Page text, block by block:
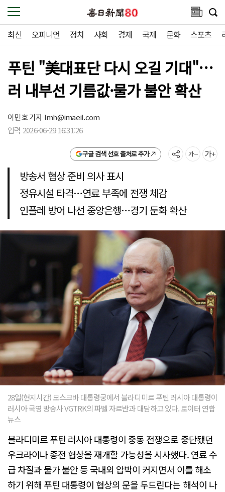
최신 오피니언 정치 사회 경제 국제 문화 스포츠
푸틴 "美대표단 다시 오길 기대"…
러 내부선 기름값·물가 불안 확산
이민호 기자lmh@imaeil.com
입력 2026-06-29 16:31:26
구글 검색 선호 출처로 추가
방송서 협상 준비 의사 표시
정유시설 타격…연료 부족에 전쟁 체감
인플레 방어 나선 중앙은행…경기 둔화 확산
28일(현지시간) 모스크바 대통령궁에서 블라디미르 푸틴 러시아 대통령이
러시아 국영 방송사 VGTRK의 파벨 자르반과 대담하고 있다. 로이터 연합
뉴스
블라디미르 푸틴 러시아 대통령이 중동 전쟁으로 중단됐던
우크라이나 종전 협상을 재개할 가능성을 시사했다. 연료 수
급 차질과 물가 불안 등 국내외 압박이 커지면서 이를 해소
하기 위해 푸틴 대통령이 협상의 문을 두드린다는 해석이 나